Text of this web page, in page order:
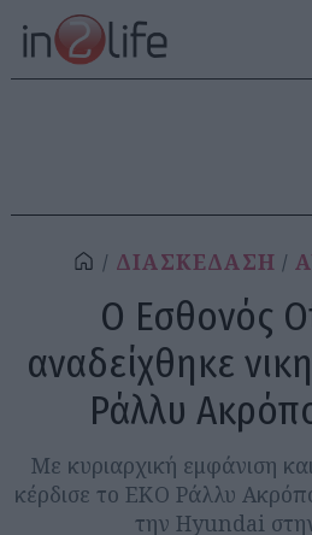
ΔΙΑΣΚΕΔΑΣΗ
O Εσθονός
αναδείχθηκε
Ράλλυ
Με κυριαρχική εμφάνιση
κέρδισε το ΕΚΟ Ράλλυ
την Hyundai